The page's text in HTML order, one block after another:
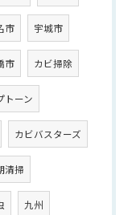
市 宇城市
市 カビ掃除
トーン
カビバスターズ
清掃
九州